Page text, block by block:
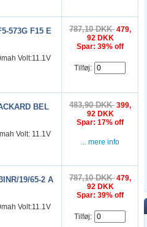
573G F15 E
Volt:11.1V
787,10 DKK 479,
92 DKK
Spar: 39% off
Tilføj:
BEL
Volt: 11.1V
483,90 DKK 399,
92 DKK
Spar: 17% off
... mere info
19/65-2 A
Volt:11.1V
787,10 DKK 479,
92 DKK
Spar: 39% off
Tilføj: